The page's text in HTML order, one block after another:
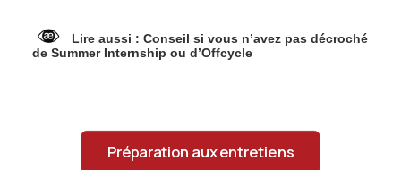
Lire aussi : Conseil si vous n’avez pas décroché
de Summer Internship ou d’Offcycle
Préparation aux entretiens